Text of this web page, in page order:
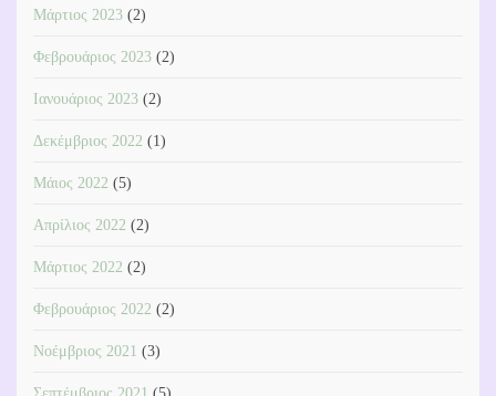
Μάρτιος 2023 (2)
Φεβρουάριος 2023 (2)
Ιανουάριος 2023 (2)
Δεκέμβριος 2022 (1)
Μάιος 2022 (5)
Απρίλιος 2022 (2)
Μάρτιος 2022 (2)
Φεβρουάριος 2022 (2)
Νοέμβριος 2021 (3)